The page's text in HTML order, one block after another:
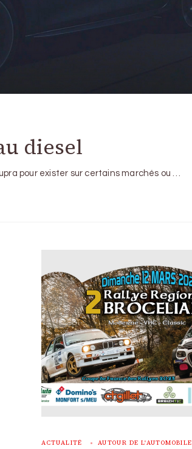
diesel
pour exister sur certains marchés ou …
ACTUALITÉ AUTOUR DE L'AUTOMOBILE